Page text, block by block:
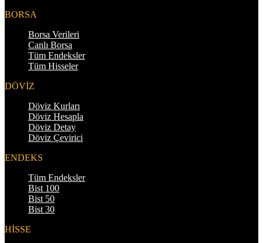
BORSA
Borsa Verileri
Canlı Borsa
Tüm Endeksler
Tüm Hisseler
DÖVİZ
Döviz Kurları
Döviz Hesapla
Döviz Detay
Döviz Çevirici
ENDEKS
Tüm Endeksler
Bist 100
Bist 50
Bist 30
HİSSE